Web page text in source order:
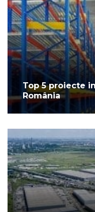
Top 5 proiecte
România